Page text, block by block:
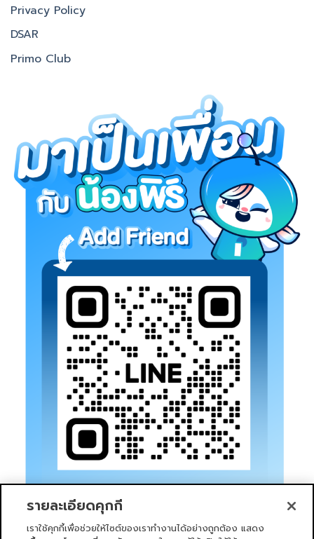
Privacy Policy
DSAR
Primo Club
รายละเอียดคุกกี้
เราใช้คุกกี้เพื่อช่วยให้ไซต์ของเราทำงานได้อย่างถูกต้อง แสดง